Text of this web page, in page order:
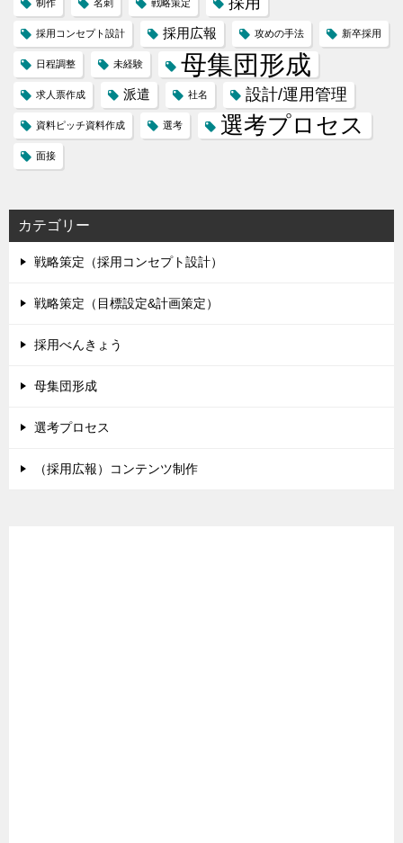
制作 名刺 戦略策定
採用コンセプト設計 採用広報 攻めの手法 新卒採用
日程調整 未経験 母集団形成
求人票作成 派遣 社名 設計/運用管理
資料ピッチ資料作成 選考 選考プロセス
面接
カテゴリー
戦略策定（採用コンセプト設計）
戦略策定（目標設定&計画策定）
採用べんきょう
母集団形成
選考プロセス
（採用広報）コンテンツ制作